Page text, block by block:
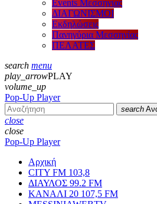
Events Μεσσηνίας
ΔΙΑΓΩΝΙΣΜΟΙ
Εκδηλώσεις
Πανηγύρια Μεσσηνίας
ΠΕΛΑΤΕΣ
search menu
play_arrowPLAY
volume_up
Pop-Up Player
search
close
close
Pop-Up Player
Αρχική
CITY FM 103,8
ΔΙΑΥΛΟΣ 99.2 FM
ΚΑΝΑΛΙ 20 107,5 FM